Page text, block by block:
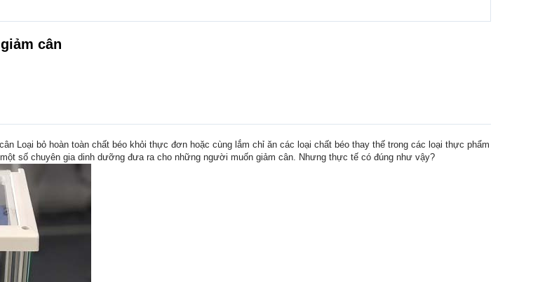
cân
Loại bỏ hoàn toàn chất béo khỏi thực đơn hoặc cùng lắm chỉ ăn các loại chất béo thay thế trong các loại thực phẩm
số chuyên gia dinh dưỡng đưa ra cho những người muốn giảm cân. Nhưng thực tế có đúng như vậy?